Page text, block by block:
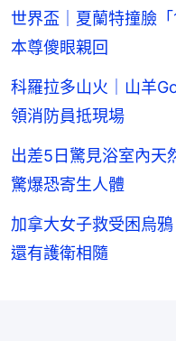
世界盃｜夏蘭特撞臉
本尊傻眼親回
科羅拉多山火｜山羊
領消防員抵現場
出差5日驚見浴室內
驚爆恐寄生人體
加拿大女子救受困烏
還有護衛相隨